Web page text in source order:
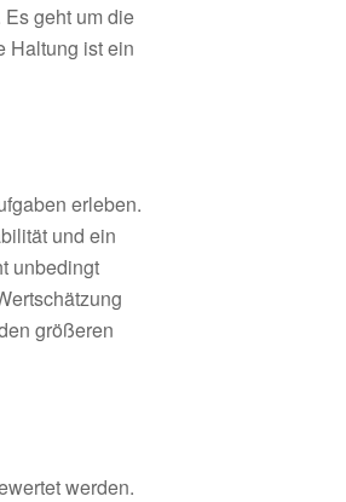
geht um die
Haltung ist ein
erleben.
und ein
unbedingt
größeren
werden.